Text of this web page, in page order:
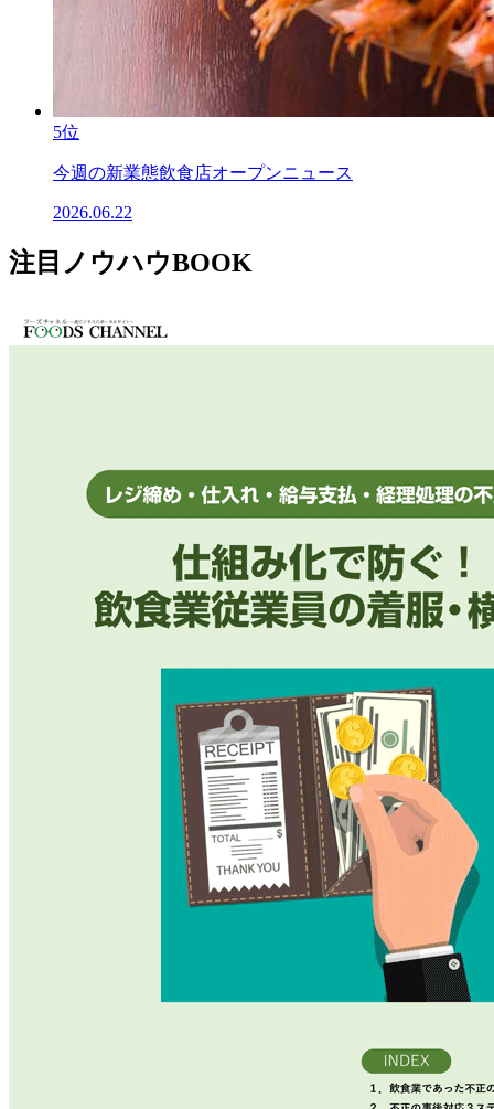
5位
今週の新業態飲食店オープンニュース
2026.06.22
注目ノウハウBOOK